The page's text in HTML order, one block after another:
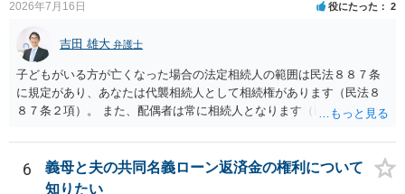
2026年7月16日 役にたった 2
吉田 雄大 弁護士
子どもがいる方が亡くなった場合の法定相続人の範囲は民法８８７条
に規定があり、あなたは代襲相続人として相続権があります（民法８
８７条２項）。 また、配偶者は常に相続人となります（民法８９０
も相続権があります。つまり、孫５人に加えて「おじ又はおば」にも
相続権がある可能性があります。
6
義母と夫の共同名義ローン返済金の権利について
知りたい